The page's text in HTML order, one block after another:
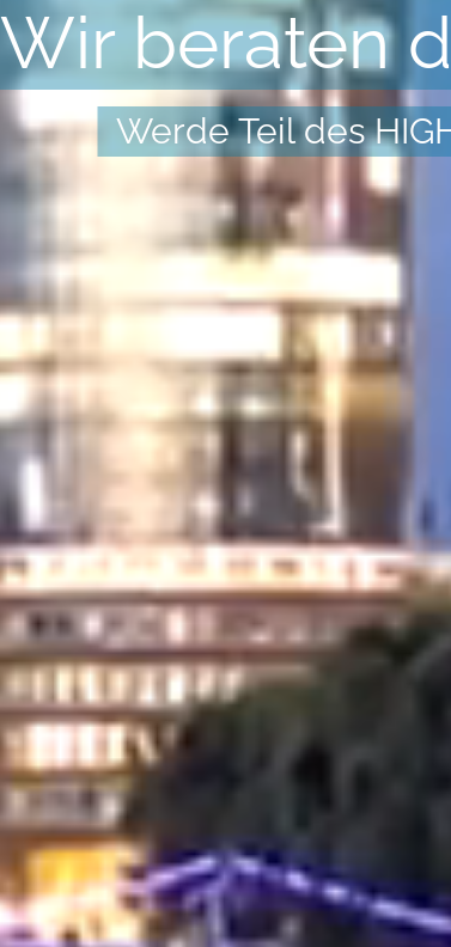
Wir beraten
Werde Teil des